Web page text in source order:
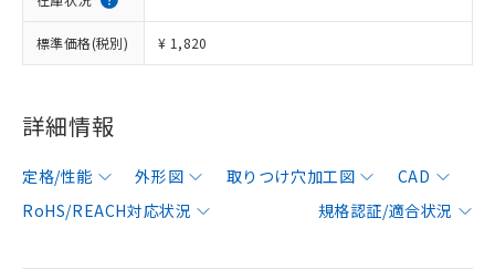
標準価格(税別) ¥ 1,820
詳細情報
定格/性能 外形図 取りつけ穴加工図
CAD
RoHS/REACH対応状況
規格認証/適合状況